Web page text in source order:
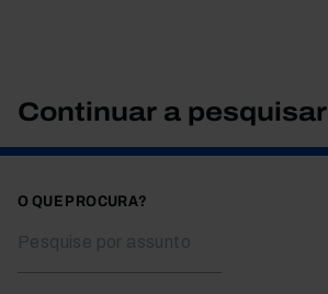
Continuar a pesquisar
O QUE PROCURA?